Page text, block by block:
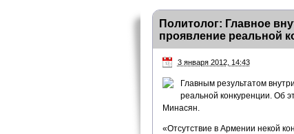
Политолог: Главное
проявление реальной
3 января 2012, 14:43
Главным результатом
реальной конкуренции. Об
Минасян.
«Отсутствие в Армении некой